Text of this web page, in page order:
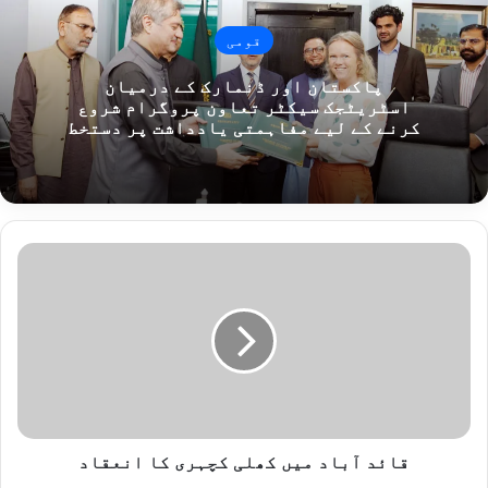
قومی
پاکستان اور ڈنمارک کے درمیان
اسٹریٹجک سیکٹر تعاون پروگرام شروع
کرنے کے لیے مفاہمتی یادداشت پر دستخط
ق
م
قائد آباد میں کھلی کچہری کا انعقاد